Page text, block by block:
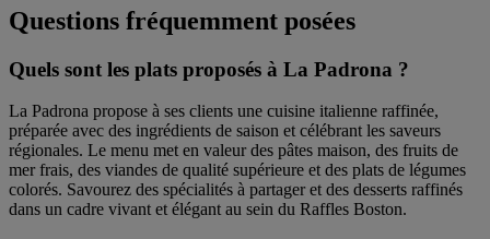
Questions fréquemment posées
Quels sont les plats proposés à La Padrona ?
La Padrona propose à ses clients une cuisine italienne raffinée,
préparée avec des ingrédients de saison et célébrant les saveurs
régionales. Le menu met en valeur des pâtes maison, des fruits de
mer frais, des viandes de qualité supérieure et des plats de légumes
colorés. Savourez des spécialités à partager et des desserts raffinés
dans un cadre vivant et élégant au sein du Raffles Boston.